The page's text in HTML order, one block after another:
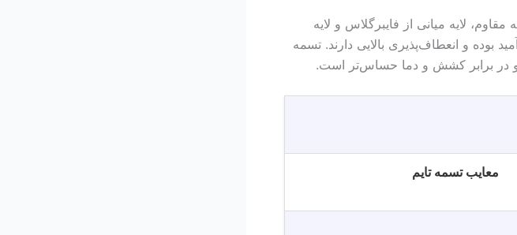
لایه میانی از فایبرگلاس و لایه
بوده و انعطاف‌پذیری بالایی دارند. تسمه
و در برابر کشش و دما حساس‌تر است.
معایب تسمه تایم